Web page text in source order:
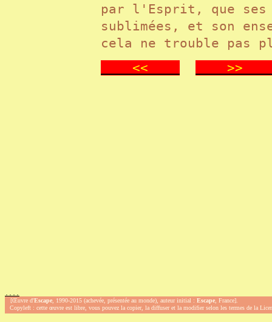
par l'Esprit, que ses
sublimées, et son
cela ne trouble pas
<<
[Œuvre d'Escape, 1990-2015 (achevée, présentée au monde), auteur initial :Escape, France].
Copyleft : cette œuvre est libre, vous pouvez la copier, la diffuser et la modifier selon les termes de la